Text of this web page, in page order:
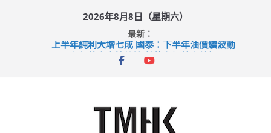
2026年8月8日（星期六）
最新：
上半年純利大增七成 國泰：下半年油價續波動
拜仁熱身賽挫維拉 啟德主場館奪錦標